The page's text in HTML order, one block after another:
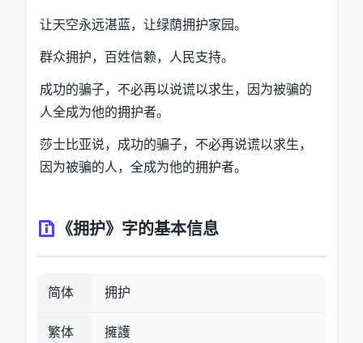
让天空永远湛蓝，让绿荫拥护家园。
群众拥护，百姓信赖，人民支持。
成功的骗子，不必再以说谎以求生，因为被骗的
人全成为他的拥护者。
莎士比亚说，成功的骗子，不必再说谎以求生，
因为被骗的人，全成为他的拥护者。
《拥护》字的基本信息
简体 拥护
繁体 擁護